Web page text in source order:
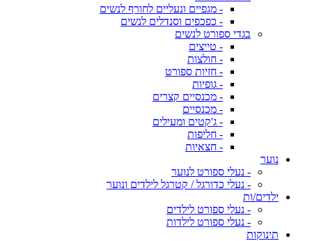
- מגפיים ונעליים לחורף לנשים
- כפכפים וסנדלים לנשים
בגדי ספורט לנשים
- טייצים
- חולצות
- חזיות ספורט
- גופיות
- מכנסיים קצרים
- מכנסיים
- ג'קטים ומעילים
- חליפות
- חצאיות
נוער
- נעלי ספורט לנוער
- נעלי כדורגל / קטרגל לילדים ונוער
ילדים/ות
- נעלי ספורט לילדים
- נעלי ספורט לילדות
תינוקות